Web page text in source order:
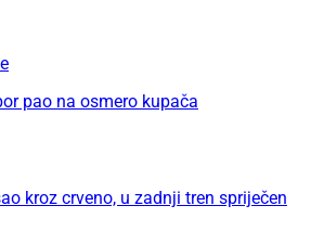
pao na osmero kupača
kroz crveno, u zadnji tren spriječen